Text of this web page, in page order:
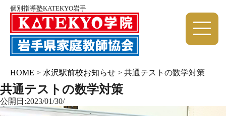
個別指導塾KATEKYO岩手
HOME > 水沢駅前校お知らせ > 共通テストの数学対策
共通テストの数学対策
公開日:2023/01/30/